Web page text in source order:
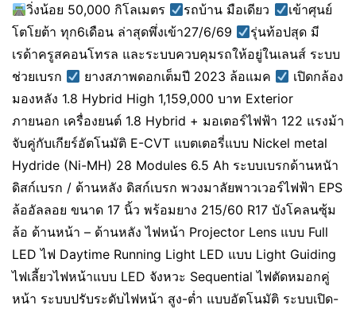
วิ่งน้อย 50,000 กิโลเมตร รถบ้าน มือเดียว
เข้าศุนย์
โตโยต้า ทุก6เดือน ล่าสุดพึ่งเข้า27/6/69
รุ่นท้อปสุด มี
เรด้าครูสคอนโทรล และระบบควบคุมรถให้อยู่ในเลนส์ ระบบ
ช่วยเบรก
ยางสภาพดอกเต็มปี 2023 ล้อแมค
เปิดกล้อง
มองหลัง 1.8 Hybrid High 1,159,000 บาท Exterior
ภายนอก เครื่องยนต์ 1.8 Hybrid + มอเตอร์ไฟฟ้า 122 แรงม้า
จับคู่กับเกียร์อัตโนมัติ E-CVT แบตเตอรี่แบบ Nickel metal
Hydride (Ni-MH) 28 Modules 6.5 Ah ระบบเบรกด้านหนัา
ดิสก์เบรก / ด้านหลัง ดิสก์เบรก พวงมาลัยพาวเวอร์ไฟฟ้า EPS
ล้ออัลลอย ขนาด 17 นิ้ว พร้อมยาง 215/60 R17 บังโคลนซุ้ม
ล้อ ด้านหน้า – ด้านหลัง ไฟหน้า Projector Lens แบบ Full
LED ไฟ Daytime Running Light LED แบบ Light Guiding
ไฟเลี้ยวไฟหน้าแบบ LED จังหวะ Sequential ไฟตัดหมอกคู่
หน้า ระบบปรับระดับไฟหน้า สูง-ต่ำ แบบอัตโนมัติ ระบบเปิด-